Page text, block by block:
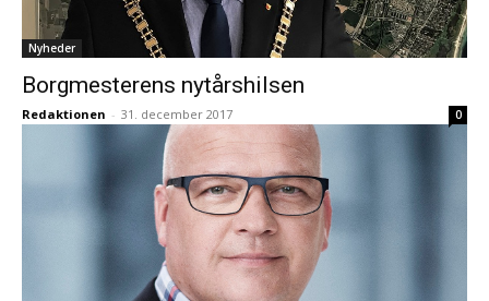
Nyheder
Borgmesterens nytårshilsen
Redaktionen - 31. december 2017 0